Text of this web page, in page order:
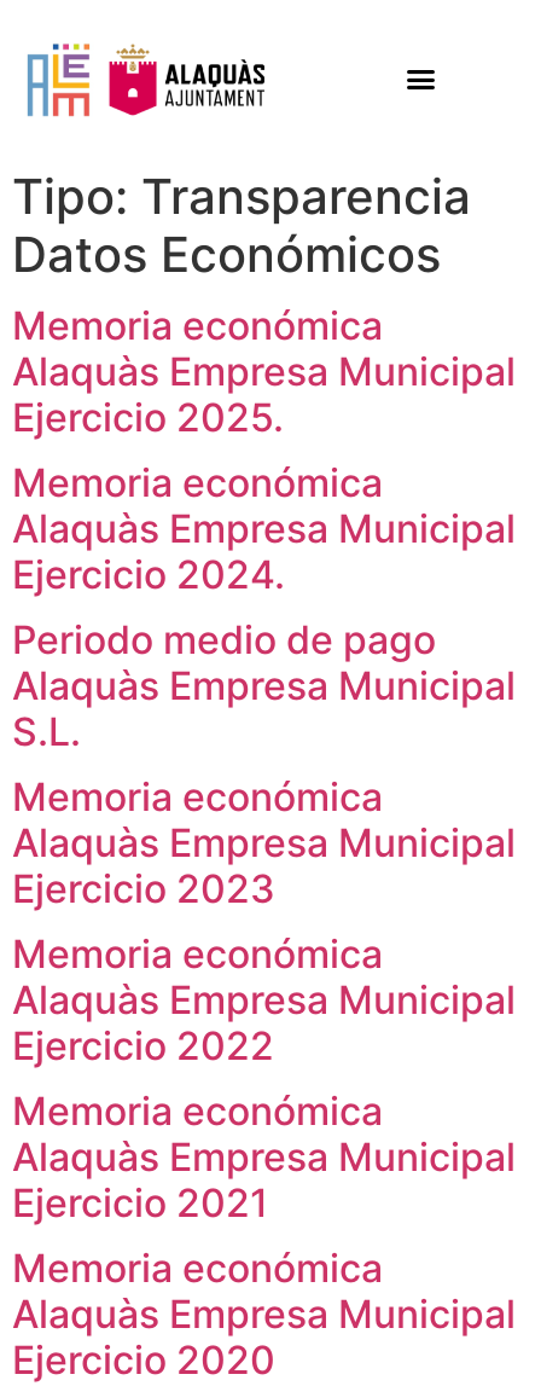
Tipo: Transparencia
Datos Económicos
Memoria económica
Alaquàs Empresa Municipal
Ejercicio 2025.
Memoria económica
Alaquàs Empresa Municipal
Ejercicio 2024.
Periodo medio de pago
Alaquàs Empresa Municipal
S.L.
Memoria económica
Alaquàs Empresa Municipal
Ejercicio 2023
Memoria económica
Alaquàs Empresa Municipal
Ejercicio 2022
Memoria económica
Alaquàs Empresa Municipal
Ejercicio 2021
Memoria económica
Alaquàs Empresa Municipal
Ejercicio 2020